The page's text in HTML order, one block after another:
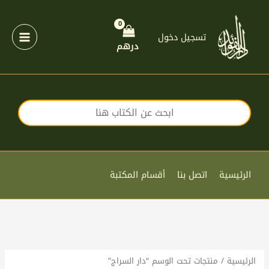
المحتوى
تسجيل دخول
درهم
الرئيسية اتصل بنا أقسام المكتبة
الرئيسية / منتجات تحت الوسم “دار السراج”